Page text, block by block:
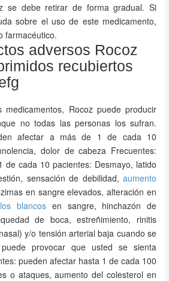
se debe retirar de forma gradual. Si
sobre el uso de este medicamento,
farmacéutico.
adversos Rocoz
recubiertos
Rocoz puede producir
no todas las personas los sufran.
afectar a más de 1 de cada 10
dolor de cabeza Frecuentes:
de cada 10 pacientes: Desmayo, latido
sensación de debilidad, aumento
en sangre elevados, alteración en
blancos en sangre, hinchazón de
de boca, estreñimiento, rinitis
y/o tensión arterial baja cuando se
provocar que usted se sienta
pueden afectar hasta 1 de cada 100
o ataques, aumento del colesterol en